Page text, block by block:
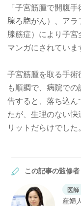
「子宮筋腫で開腹
腺ろ胞がん）、ア
腺筋症）により子
マンガにされていま
子宮筋腫を取る手
も順調で、病院で
告すると、落ち込
たが、生理のない
リットだらけでした。
この記事の監修者
医師
産婦